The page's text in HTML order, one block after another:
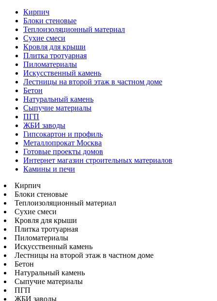
Кирпич
Блоки стеновые
Теплоизоляционный материал
Сухие смеси
Кровля для крыши
Плитка тротуарная
Пиломатериалы
Искусственный камень
Лестницы на второй этаж в частном доме
Бетон
Натуральный камень
Сыпучие материалы
ПГП
ЖБИ заводы
Гипсокартон и профиль
Металлопрокат Москва
Готовые проекты домов
Интернет магазин строительных материалов
Камины и печи
Кирпич
Блоки стеновые
Теплоизоляционный материал
Сухие смеси
Кровля для крыши
Плитка тротуарная
Пиломатериалы
Искусственный камень
Лестницы на второй этаж в частном доме
Бетон
Натуральный камень
Сыпучие материалы
ПГП
ЖБИ заводы